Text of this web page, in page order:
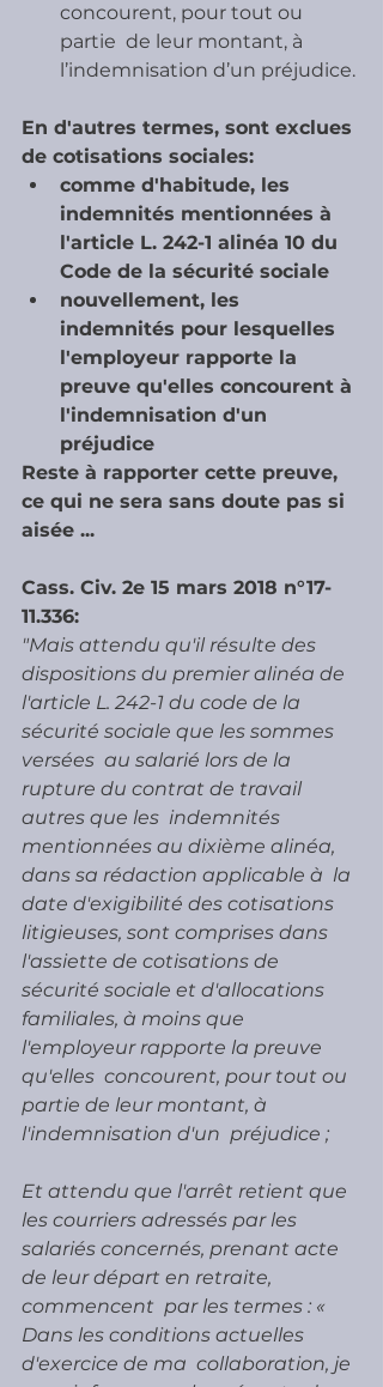
concourent, pour tout ou
partie  de leur montant, à
l’indemnisation d’un préjudice.
En d'autres termes, sont exclues
de cotisations sociales:
comme d'habitude, les
indemnités mentionnées à
l'article L. 242-1 alinéa 10 du
Code de la sécurité sociale
nouvellement, les
indemnités pour lesquelles
l'employeur rapporte la
preuve qu'elles concourent à
l'indemnisation d'un
préjudice
Reste à rapporter cette preuve,
ce qui ne sera sans doute pas si
aisée ...
Cass. Civ. 2e 15 mars 2018 n°17-
11.336:
"Mais attendu qu'il résulte des
dispositions du premier alinéa de
l'article L. 242-1 du code de la
sécurité sociale que les sommes
versées  au salarié lors de la
rupture du contrat de travail
autres que les  indemnités
mentionnées au dixième alinéa,
dans sa rédaction applicable à  la
date d'exigibilité des cotisations
litigieuses, sont comprises dans
l'assiette de cotisations de
sécurité sociale et d'allocations
familiales, à moins que
l'employeur rapporte la preuve
qu'elles  concourent, pour tout ou
partie de leur montant, à
l'indemnisation d'un  préjudice ;
Et attendu que l'arrêt retient que
les courriers adressés par les
salariés concernés, prenant acte
de leur départ en retraite,
commencent  par les termes : «
Dans les conditions actuelles
d'exercice de ma  collaboration, je